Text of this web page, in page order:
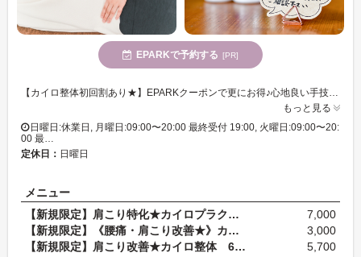
EPARKで予約する [PR]
もっと見る
日曜日:休業日, 月曜日:09:00〜20:00 最終受付 19:00, 火曜日:09:00〜20:
00 最…
定休日： 日曜日
メニュー
【新規限定】肩こり特化★カイロプラクティック ９０…
7,000
【新規限定】《腰痛・肩こり改善★》カイロ整体＋ヘッ…
3,000
【新規限定】肩こり改善★カイロ整体 60分
5,700